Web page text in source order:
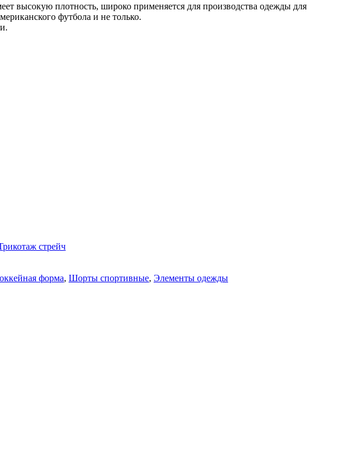
высокую плотность, широко применяется для производства одежды для
футбола и не только.
стрейч
форма, Шорты спортивные, Элементы одежды